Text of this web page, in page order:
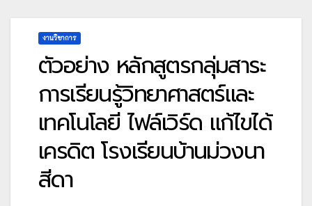
งานวิชาการ
ตัวอย่าง หลักสูตรกลุ่มสาระ
การเรียนรู้วิทยาศาสตร์และ
เทคโนโลยี ไฟล์เวิร์ด แก้ไขได้
เครดิต โรงเรียนบ้านม่วงนา
สีดา